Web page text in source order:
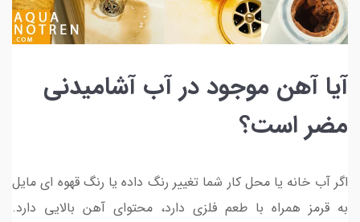
آیا آهن موجود در آب آشامیدنی
مضر است؟
اگر آب خانه یا محل کار شما تغییر رنگ داده یا رنگ قهوه ای مایل
به قرمز همراه با طعم فلزی دارد، محتوای آهن بالایی دارد.